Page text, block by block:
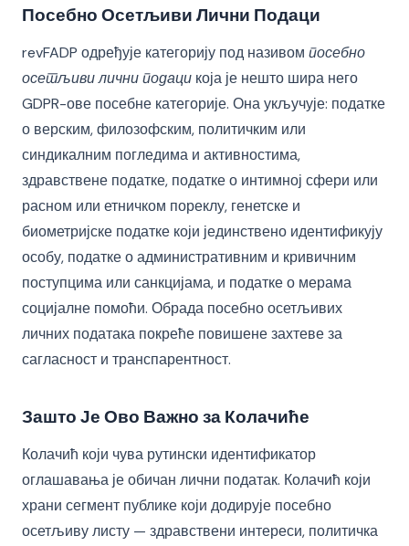
Посебно Осетљиви Лични Подаци
revFADP одређује категорију под називом посебно
осетљиви лични подаци која је нешто шира него
GDPR-ове посебне категорије. Она укључује: податке
о верским, филозофским, политичким или
синдикалним погледима и активностима,
здравствене податке, податке о интимној сфери или
расном или етничком пореклу, генетске и
биометријске податке који јединствено идентификују
особу, податке о административним и кривичним
поступцима или санкцијама, и податке о мерама
социјалне помоћи. Обрада посебно осетљивих
личних података покреће повишене захтеве за
сагласност и транспарентност.
Зашто Је Ово Важно за Колачиће
Колачић који чува рутински идентификатор
оглашавања је обичан лични податак. Колачић који
храни сегмент публике који додирује посебно
осетљиву листу — здравствени интереси, политичка